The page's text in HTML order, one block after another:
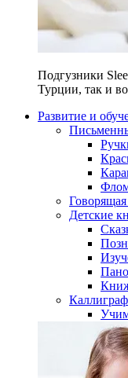
Подгузники
Турции, так и
Развитие и
Детские